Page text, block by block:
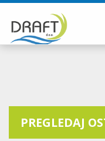
PREGLEDAJ